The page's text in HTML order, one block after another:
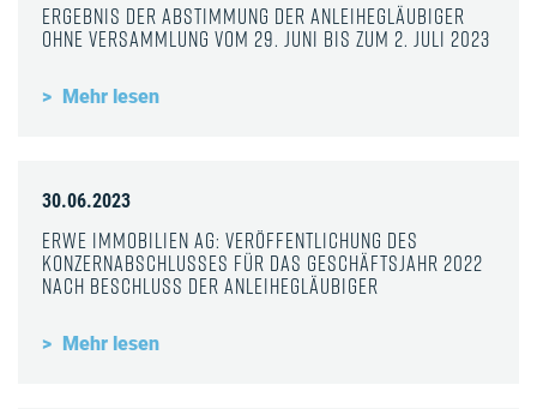
Ergebnis der Abstimmung der Anleihegläubiger
ohne Versammlung vom 29. Juni bis zum 2. Juli 2023
Mehr lesen
30.06.2023
ERWE Immobilien AG: Veröffentlichung des
Konzernabschlusses für das Geschäftsjahr 2022
nach Beschluss der Anleihegläubiger
Mehr lesen